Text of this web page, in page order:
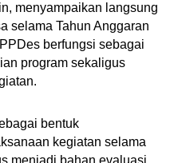
menyampaikan langsung
selama Tahun Anggaran
berfungsi sebagai
program sekaligus
bentuk
kegiatan selama